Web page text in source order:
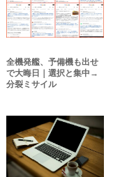
全機発艦、予備機も出せ
で大晦日｜選択と集中→
分裂ミサイル